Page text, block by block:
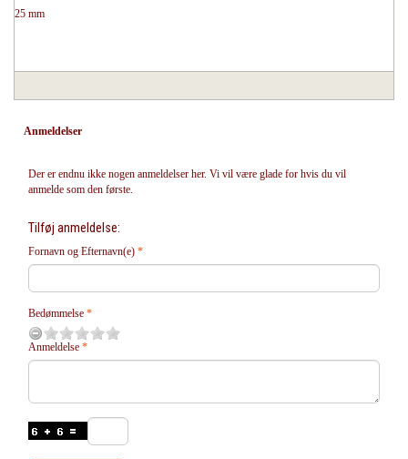
25 mm
Anmeldelser
Der er endnu ikke nogen anmeldelser her. Vi vil være glade for hvis du vil
anmelde som den første.
Tilføj anmeldelse:
Fornavn og Efternavn(e)
Bedømmelse
Anmeldelse